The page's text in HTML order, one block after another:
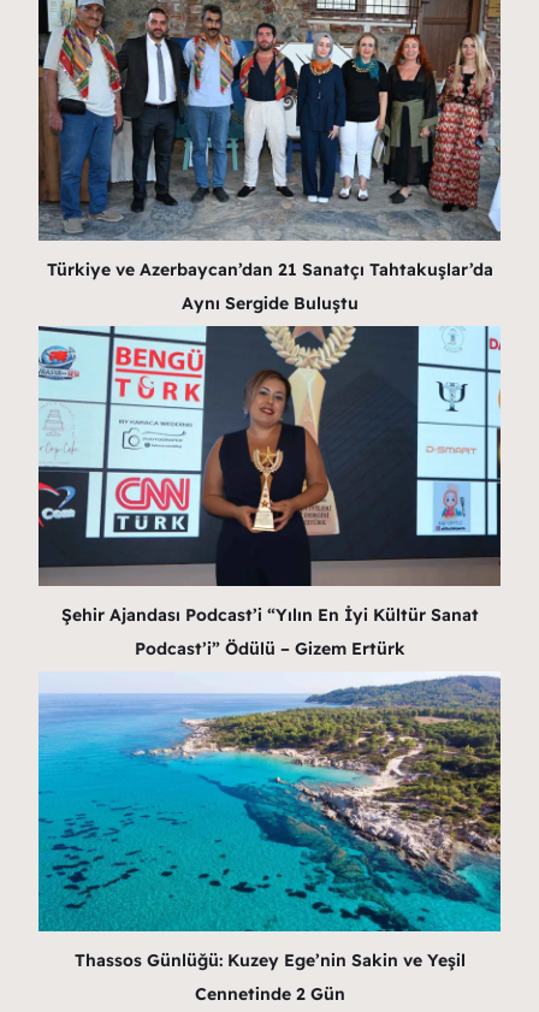
Türkiye ve Azerbaycan’dan 21 Sanatçı Tahtakuşlar’da
Aynı Sergide Buluştu
Şehir Ajandası Podcast’i “Yılın En İyi Kültür Sanat
Podcast’i” Ödülü – Gizem Ertürk
Thassos Günlüğü: Kuzey Ege’nin Sakin ve Yeşil
Cennetinde 2 Gün